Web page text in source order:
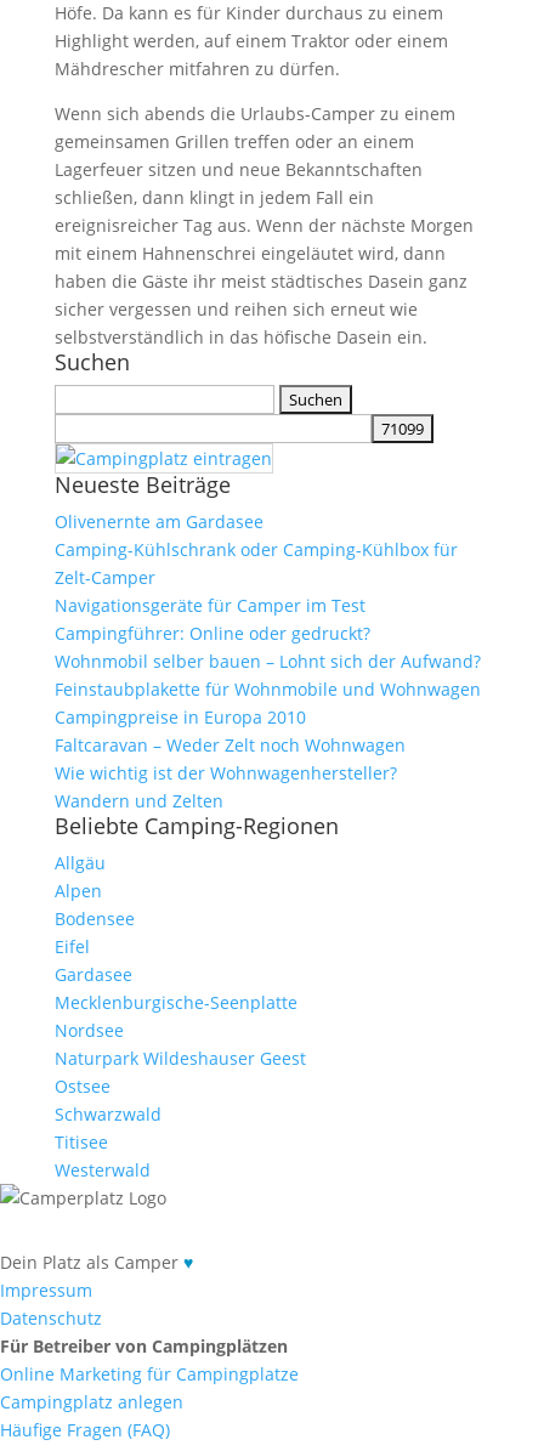
Höfe. Da kann es für Kinder durchaus zu einem
Highlight werden, auf einem Traktor oder einem
Mähdrescher mitfahren zu dürfen.
Wenn sich abends die Urlaubs-Camper zu einem
gemeinsamen Grillen treffen oder an einem
Lagerfeuer sitzen und neue Bekanntschaften
schließen, dann klingt in jedem Fall ein
ereignisreicher Tag aus. Wenn der nächste Morgen
mit einem Hahnenschrei eingeläutet wird, dann
haben die Gäste ihr meist städtisches Dasein ganz
sicher vergessen und reihen sich erneut wie
selbstverständlich in das höfische Dasein ein.
Suchen
Neueste Beiträge
Olivenernte am Gardasee
Camping-Kühlschrank oder Camping-Kühlbox für
Zelt-Camper
Navigationsgeräte für Camper im Test
Campingführer: Online oder gedruckt?
Wohnmobil selber bauen – Lohnt sich der Aufwand?
Feinstaubplakette für Wohnmobile und Wohnwagen
Campingpreise in Europa 2010
Faltcaravan – Weder Zelt noch Wohnwagen
Wie wichtig ist der Wohnwagenhersteller?
Wandern und Zelten
Beliebte Camping-Regionen
Allgäu
Alpen
Bodensee
Eifel
Gardasee
Mecklenburgische-Seenplatte
Nordsee
Naturpark Wildeshauser Geest
Ostsee
Schwarzwald
Titisee
Westerwald
Dein Platz als Camper ♥
Impressum
Datenschutz
Für Betreiber von Campingplätzen
Online Marketing für Campingplatze
Campingplatz anlegen
Häufige Fragen (FAQ)